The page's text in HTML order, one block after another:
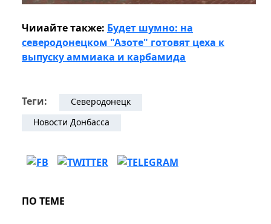
Чииайте также: Будет шумно: на
северодонецком "Азоте" готовят цеха к
выпуску аммиака и карбамида
Теги:
Северодонецк
Новости Донбасса
ПО ТЕМЕ